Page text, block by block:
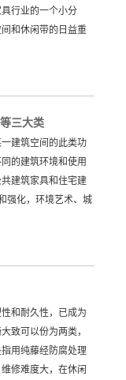
行业的一个小分
和休闲带的日益重
三大类
建筑空间的此类功
的建筑环境和使用
建筑家具和住宅建
强化，环境艺术、城
和耐久性，已成为
致可以份为两类，
用纯藤经防腐处理
修难度大，在休闲